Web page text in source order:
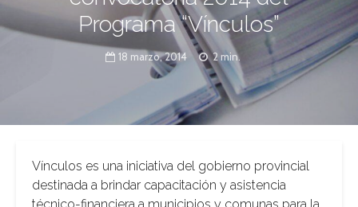
Programa “Vínculos”
18 marzo, 2014 2 min.
Vínculos es una iniciativa del gobierno provincial
destinada a brindar capacitación y asistencia